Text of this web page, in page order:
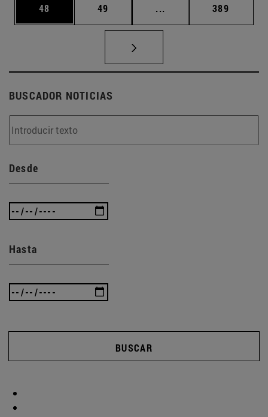
Página
48 Página
49 ... Páginas intermedias
Página
389
BUSCADOR NOTICIAS
Desde
Hasta
BUSCAR